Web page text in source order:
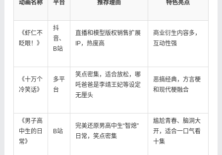
动画名称 平台 推荐理由 特色亮点
《虾仁不
眨眼！》
抖
音、
B站
直播和模型版权销售扩展
IP，热度高
商业衍生内容多，
互动性强
《十万个
冷笑话》
多平
台
笑点密集，适合放松，哪
吒爸爸是李靖王妃等设定
无厘头
恶搞经典，方言梗
和现代梗融合
《男子高
中生的日
常》
B站
完美还原男高中生“智熄”
日常，笑点密集
尴尬青春、脑洞大
开，适合一口气看
十集